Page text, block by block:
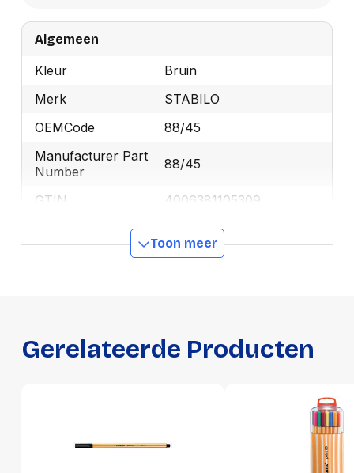
Algemeen
Kleur
Bruin
Merk
STABILO
OEMCode
88/45
Manufacturer Part
Number
88/45
GTIN 4006381105309
Productformaat
Gewicht
6 g
Toon meer
Gerelateerde Producten